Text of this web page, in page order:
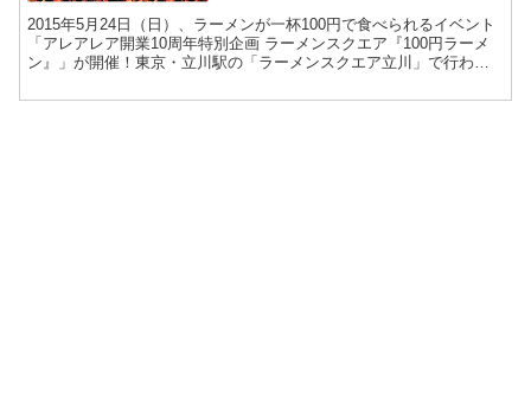
2015年5月24日（日）、ラーメンが一杯100円で食べられるイベント
「アレアレア開業10周年特別企画 ラーメンスクエア『100円ラーメ
ン』」が開催！東京・立川駅の「ラーメンスクエア立川」で行われ